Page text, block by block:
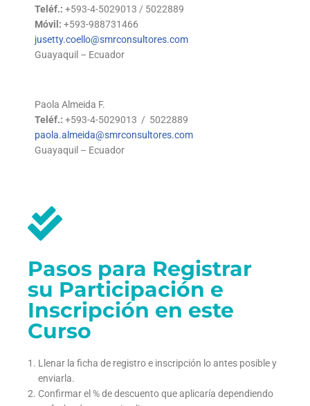
Teléf.: +593-4-5029013 / 5022889
Móvil: +593-988731466
jusetty.coello@smrconsultores.com
Guayaquil – Ecuador
Paola Almeida F.
Teléf.: +593-4-5029013 / 5022889
paola.almeida@smrconsultores.com
Guayaquil – Ecuador
Pasos para Registrar
su Participación e
Inscripción en este
Curso
Llenar la ficha de registro e inscripción lo antes posible y
enviarla.
Confirmar el % de descuento que aplicaría dependiendo